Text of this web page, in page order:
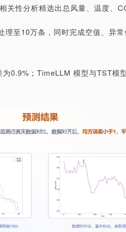
性分析精选出总风量、温度、
至10万条，同时完成空值、异
0.9%；TimeLLM 模型与TST